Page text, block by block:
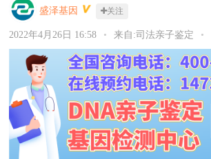
盛泽基因 关注
2022年4月26日 16:58 • 来自:司法亲子鉴定 •